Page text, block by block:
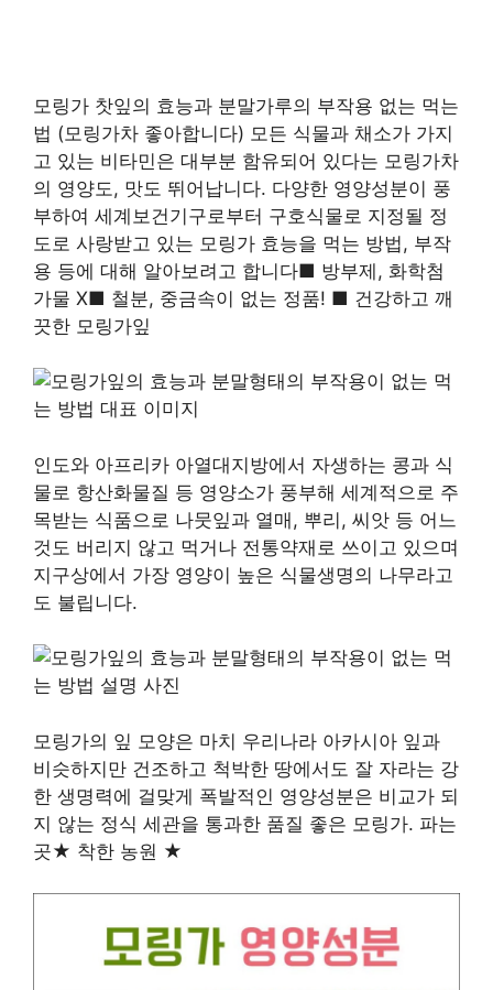
모링가 찻잎의 효능과 분말가루의 부작용 없는 먹는
법 (모링가차 좋아합니다) 모든 식물과 채소가 가지
고 있는 비타민은 대부분 함유되어 있다는 모링가차
의 영양도, 맛도 뛰어납니다. 다양한 영양성분이 풍
부하여 세계보건기구로부터 구호식물로 지정될 정
도로 사랑받고 있는 모링가 효능을 먹는 방법, 부작
용 등에 대해 알아보려고 합니다■ 방부제, 화학첨
가물 X■ 철분, 중금속이 없는 정품! ■ 건강하고 깨
끗한 모링가잎
인도와 아프리카 아열대지방에서 자생하는 콩과 식
물로 항산화물질 등 영양소가 풍부해 세계적으로 주
목받는 식품으로 나뭇잎과 열매, 뿌리, 씨앗 등 어느
것도 버리지 않고 먹거나 전통약재로 쓰이고 있으며
지구상에서 가장 영양이 높은 식물생명의 나무라고
도 불립니다.
모링가의 잎 모양은 마치 우리나라 아카시아 잎과
비슷하지만 건조하고 척박한 땅에서도 잘 자라는 강
한 생명력에 걸맞게 폭발적인 영양성분은 비교가 되
지 않는 정식 세관을 통과한 품질 좋은 모링가. 파는
곳★ 착한 농원 ★